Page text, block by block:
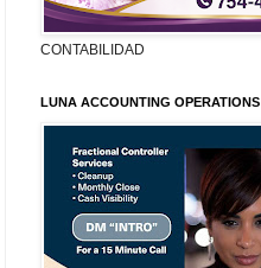
CONTABILIDAD
LUNA ACCOUNTING OPERATIONS